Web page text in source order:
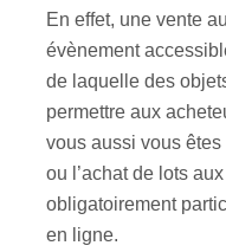
En effet, une vente
évènement
de laquelle des
permettre aux
vous aussi vous êtes
ou l’achat de lots
obligatoirement
en ligne.